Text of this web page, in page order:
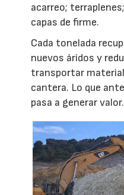
acarreo;
capas de firme.
Cada tonelada
nuevos áridos y
transportar
cantera. Lo que
pasa a generar valor.